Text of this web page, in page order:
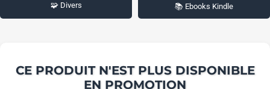
🧩 Divers 📚 Ebooks Kindle
CE PRODUIT N'EST PLUS DISPONIBLE
EN PROMOTION